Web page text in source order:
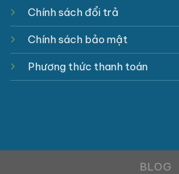
Chính sách đổi trả
Chính sách bảo mật
Phương thức thanh toán
BLOG